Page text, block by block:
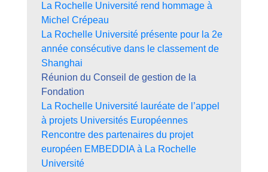
La Rochelle Université rend hommage à
Michel Crépeau
La Rochelle Université présente pour la 2e
année consécutive dans le classement de
Shanghai
Réunion du Conseil de gestion de la
Fondation
La Rochelle Université lauréate de l’appel
à projets Universités Européennes
Rencontre des partenaires du projet
européen EMBEDDIA à La Rochelle
Université